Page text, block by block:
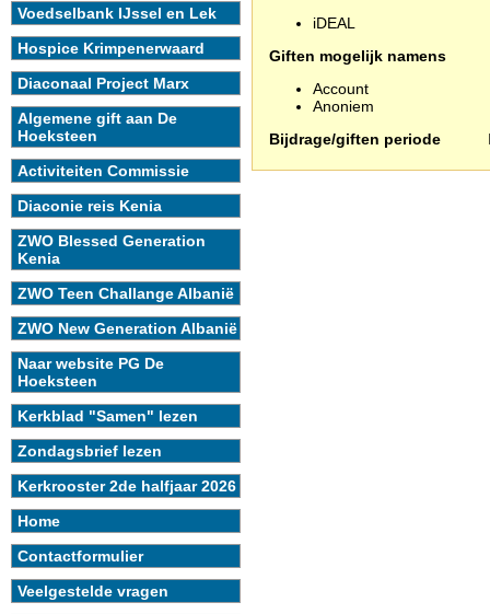
iDEAL
Giften mogelijk namens
Account
Anoniem
Bijdrage/giften periode
Voedselbank IJssel en Lek
Hospice Krimpenerwaard
Diaconaal Project Marx
Algemene gift aan De
Hoeksteen
Activiteiten Commissie
Diaconie reis Kenia
ZWO Blessed Generation
Kenia
ZWO Teen Challange Albanië
ZWO New Generation Albanië
Naar website PG De
Hoeksteen
Kerkblad "Samen" lezen
Zondagsbrief lezen
Kerkrooster 2de halfjaar 2026
Home
Contactformulier
Veelgestelde vragen